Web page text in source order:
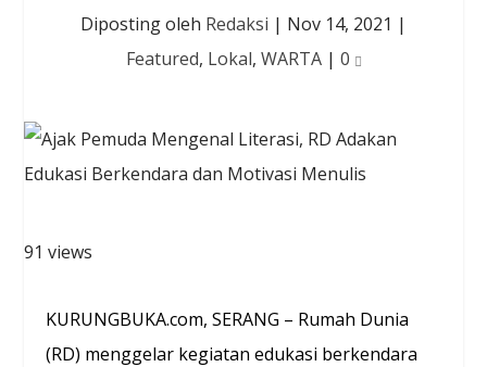
Diposting oleh Redaksi | Nov 14, 2021 |
Featured, Lokal, WARTA| 0
91 views
KURUNGBUKA.com, SERANG – Rumah Dunia
(RD) menggelar kegiatan edukasi berkendara